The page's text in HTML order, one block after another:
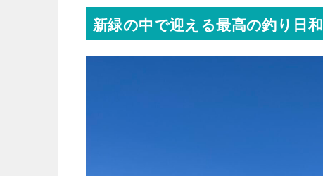
新緑の中で迎える最高の釣り日和